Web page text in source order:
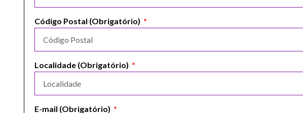
Código Postal (Obrigatório)
Localidade (Obrigatório)
E-mail (Obrigatório)